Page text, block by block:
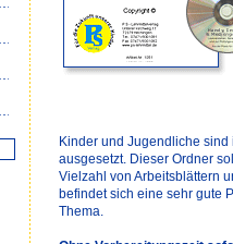
Kinder und Jugendliche
ausgesetzt. Dieser Ordner
Vielzahl von Arbeitsblättern
befindet sich eine sehr gute
Thema.